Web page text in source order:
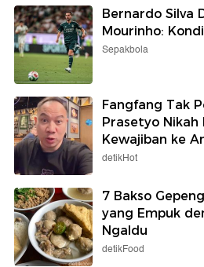
Bernardo Silva
Mourinho:
Sepakbola
Fangfang Tak
Prasetyo Nikah
Kewajiban ke
detikHot
7 Bakso
yang Empuk
Ngaldu
detikFood